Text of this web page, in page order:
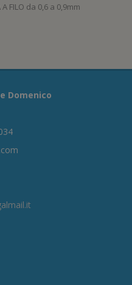
FILO da 0,6 a 0,9mm
Domenico